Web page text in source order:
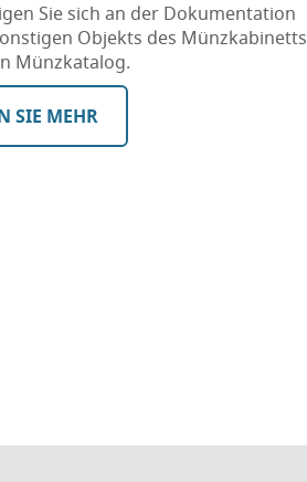
Sie sich an der Dokumentation
Objekts des Münzkabinetts
Münzkatalog.
SIE MEHR